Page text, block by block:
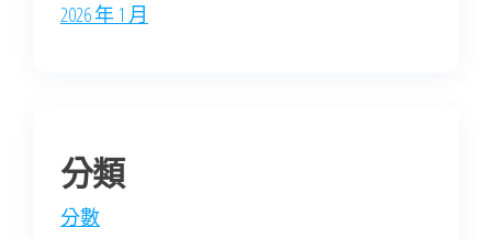
2026 年 1 月
分類
分數